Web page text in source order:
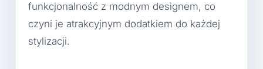
funkcjonalność z modnym designem, co
czyni je atrakcyjnym dodatkiem do każdej
stylizacji.